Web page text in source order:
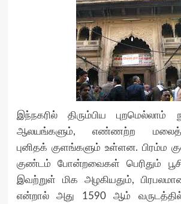
இந்நகரில் திரும்பிய புறமெல்லாம்
ஆலயங்களும், எண்ணற்ற
புனிதக் குளங்களும் உள்ளன. பிரம்ம
குண்டம் போன்றவைகள் பெரிதும்
இவற்றுள் மிக அழகியதும்,
என்றால் அது 1590 ஆம்